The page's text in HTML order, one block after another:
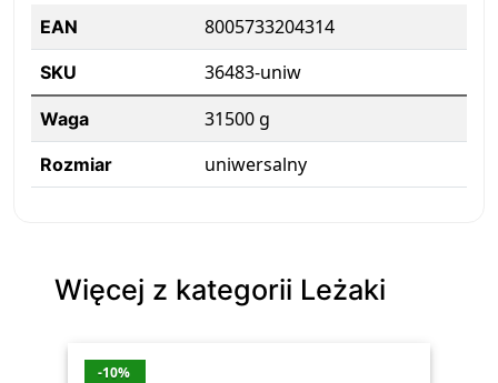
EAN 8005733204314
SKU 36483-uniw
Waga 31500 g
Rozmiar uniwersalny
Więcej z kategorii Leżaki
-10%